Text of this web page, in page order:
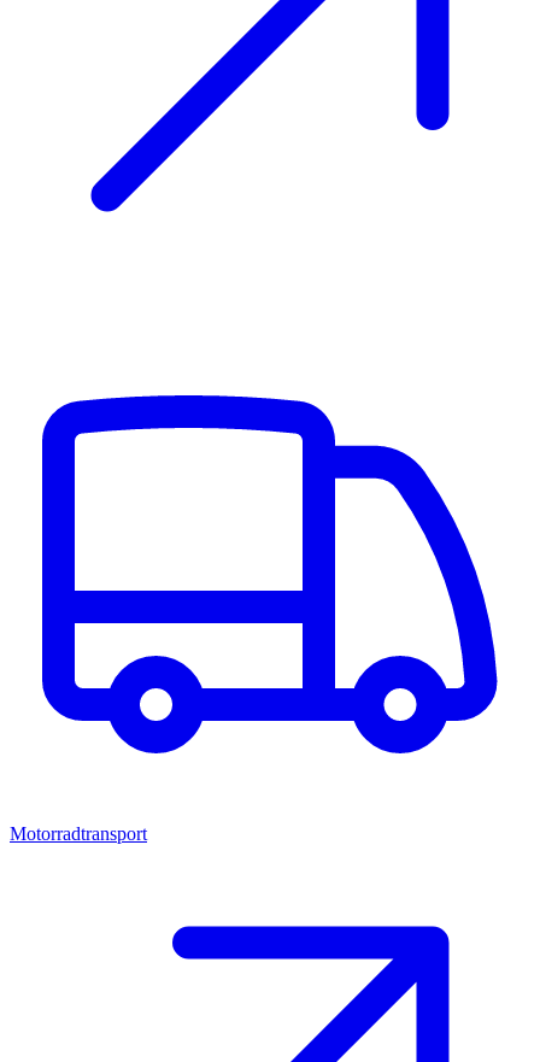
Motorradtransport